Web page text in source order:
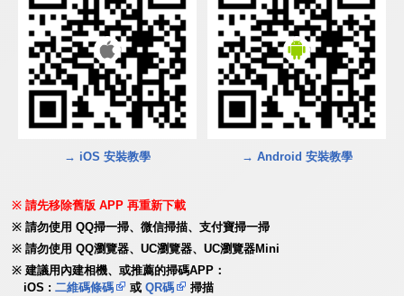
→ iOS 安裝教學 → Android 安裝教學
請先移除舊版 APP 再重新下載
請勿使用 QQ掃一掃、微信掃描、支付寶掃一掃
請勿使用 QQ瀏覽器、UC瀏覽器、UC瀏覽器Mini
建議用內建相機、或推薦的掃碼APP：
iOS :二維碼條碼 或QR碼
掃描